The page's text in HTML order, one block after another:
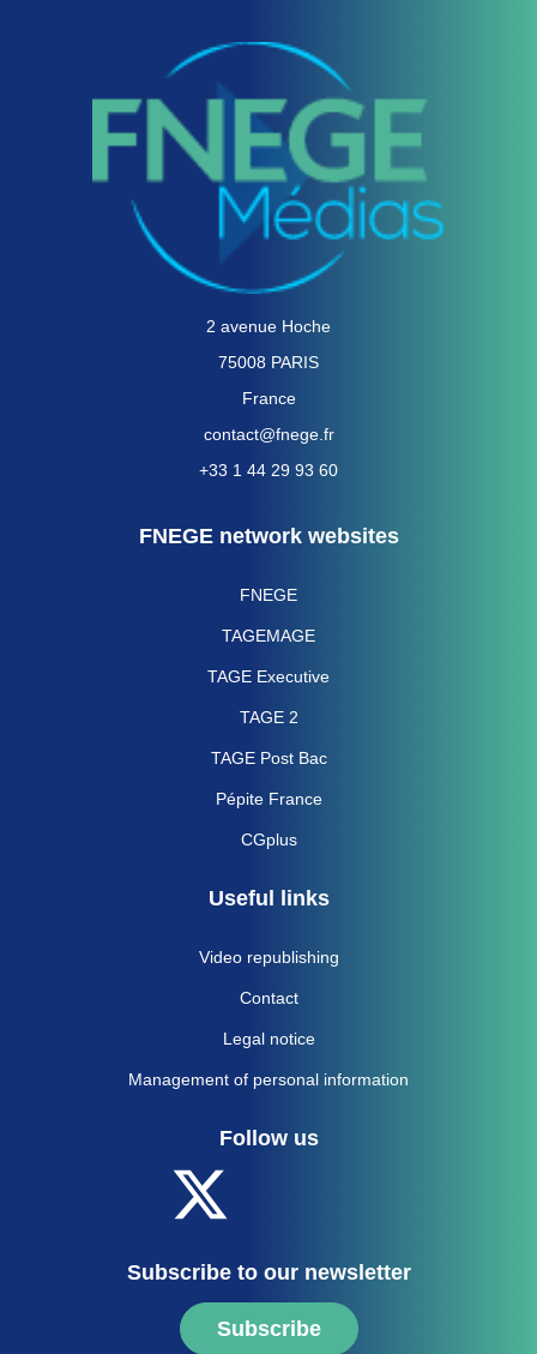
2 avenue Hoche
75008 PARIS
France
contact@fnege.fr
+33 1 44 29 93 60
FNEGE network websites
FNEGE
TAGEMAGE
TAGE Executive
TAGE 2
TAGE Post Bac
Pépite France
CGplus
Useful links
Video republishing
Contact
Legal notice
Management of personal information
Follow us
Subscribe to our newsletter
Subscribe